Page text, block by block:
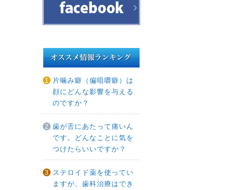
片噛み癖（偏咀嚼癖）は
顔にどんな影響を与える
のですか？
歯が舌にあたって痛いん
です。どんなことに気を
つけたらいいですか？
ステロイド薬を使ってい
ますが、歯科治療はでき